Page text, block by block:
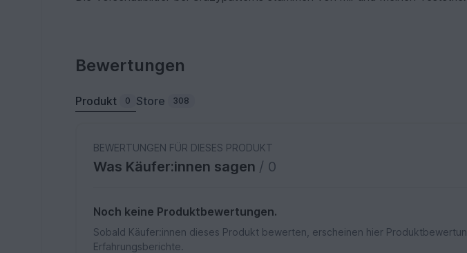
Bewertungen
Produkt 0 Store 308
BEWERTUNGEN FÜR DIESES PRODUKT
Was Käufer:innen sagen / 0
Noch keine Produktbewertungen.
Sobald Käufer:innen dieses Produkt bewerten, erscheinen hier
Erfahrungsberichte.